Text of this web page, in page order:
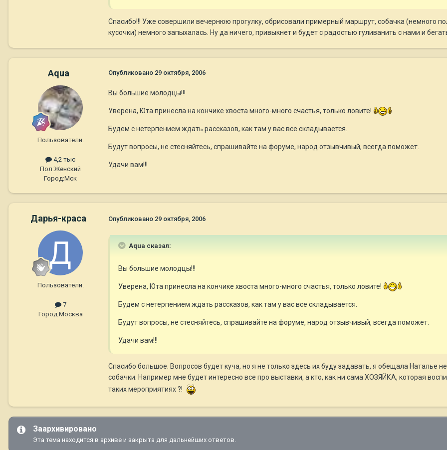
Спасибо!!! Уже совершили вечернюю прогулку, обрисовали примерный маршрут, собачка (немного
кусочки) немного запыхалась. Ну да ничего, привыкнет и будет с радостью гуливанить с нами и
Aqua
Пользователи.
4,2 тыс
Пол:Женский
Город:Мск
Опубликовано 29 октября, 2006
Вы большие молодцы!!!
Уверена, Юта принесла на кончике хвоста много-много счастья, только ловите!
Будем с нетерпением ждать рассказов, как там у вас все складывается.
Будут вопросы, не стесняйтесь, спрашивайте на форуме, народ отзывчивый, всегда поможет.
Удачи вам!!!
Дарья-краса
Пользователи.
7
Город:Москва
Опубликовано 29 октября, 2006
Aqua сказал:
Вы большие молодцы!!!
Уверена, Юта принесла на кончике хвоста много-много счастья, только ловите!
Будем с нетерпением ждать рассказов, как там у вас все складывается.
Будут вопросы, не стесняйтесь, спрашивайте на форуме, народ отзывчивый, всегда поможет.
Удачи вам!!!
Спасибо большое. Вопросов будет куча, но я не только здесь их буду задавать, я обещала Наталье
собачки. Например мне будет интересно все про выставки, а кто, как ни сама ХОЗЯЙКА, которая
таких мероприятиях ?!
Заархивировано
Эта тема находится в архиве и закрыта для дальнейших ответов.